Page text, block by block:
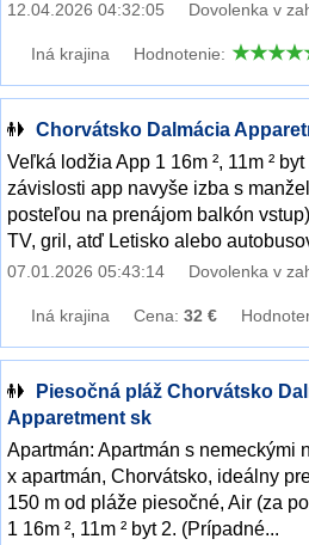
12.04.2026 04:32:05 Dovolenka v
Iná krajina Hodnotenie:
Chorvátsko Dalmácia
Veľká lodžia App 1 16m ², 11m ²
závislosti app navyše izba s
posteľou na prenájom balkón
TV, gril, atď Letisko alebo
07.01.2026 05:43:14 Dovolenka v
Iná krajina Cena: 32 €
Piesočná pláž Chorvátsko
Apparetment sk
Apartmán: Apartmán s nemeckými
x apartmán, Chorvátsko, ideálny
150 m od pláže piesočné, Air (za
1 16m ², 11m ² byt 2. (Prípadné...